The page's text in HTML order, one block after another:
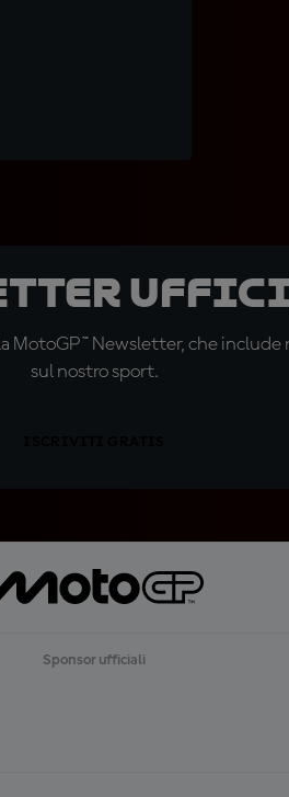
MotoGP™ Newsletter, che
sul nostro sport.
Sponsor ufficiali